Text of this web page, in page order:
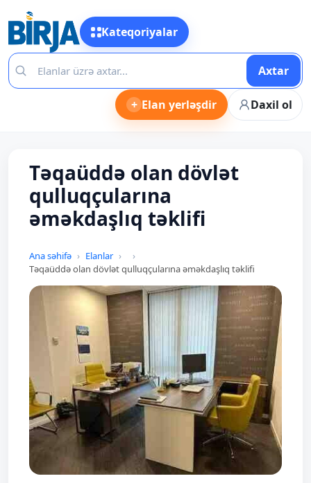
Kateqoriyalar
Axtar
+ Elan yerləşdir Daxil ol
Təqaüddə olan dövlət
qulluqçularına
əməkdaşlıq təklifi
Ana səhifə
Elanlar
Təqaüddə olan dövlət qulluqçularına əməkdaşlıq təklifi